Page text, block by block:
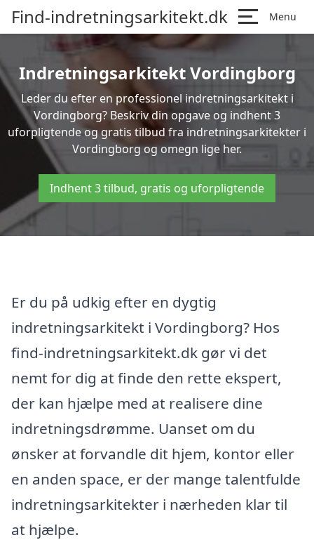
Find-indretningsarkitekt.dk Menu
Indretningsarkitekt Vordingborg
Leder du efter en professionel indretningsarkitekt i
Vordingborg? Beskriv din opgave og indhent 3
uforpligtende og gratis tilbud fra indretningsarkitekter i
Vordingborg og omegn lige her.
Indhent 3 tilbud, gratis og uforpligtende
Er du på udkig efter en dygtig
indretningsarkitekt i Vordingborg? Hos
find-indretningsarkitekt.dk gør vi det
nemt for dig at finde den rette ekspert,
der kan hjælpe med at realisere dine
indretningsdrømme. Uanset om du
ønsker at forvandle dit hjem, kontor eller
en anden space, er der mange talentfulde
indretningsarkitekter i nærheden klar til
at hjælpe.